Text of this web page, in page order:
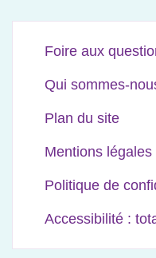
Foire aux
Qui sommes-
Plan du site
Mentions légales
Politique de
Accessibilité :